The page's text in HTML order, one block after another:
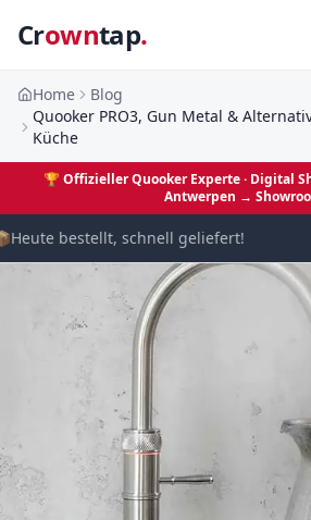
Crowntap.
Home
Blog
Quooker PRO3, Gun Metal &
Küche
🏆 Offizieller Quooker Experte · Digital
Antwerpen →
Heute bestellt, schnell geliefert!